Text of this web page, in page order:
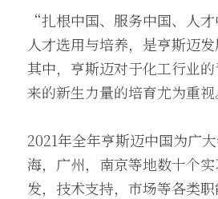
“扎根中国、服务中国、人
人才选用与培养，是亨斯迈
其中，亨斯迈对于化工行业
来的新生力量的培育尤为重视
2021年全年亨斯迈中国为广
海，广州，南京等地数十个
发，技术支持，市场等各类